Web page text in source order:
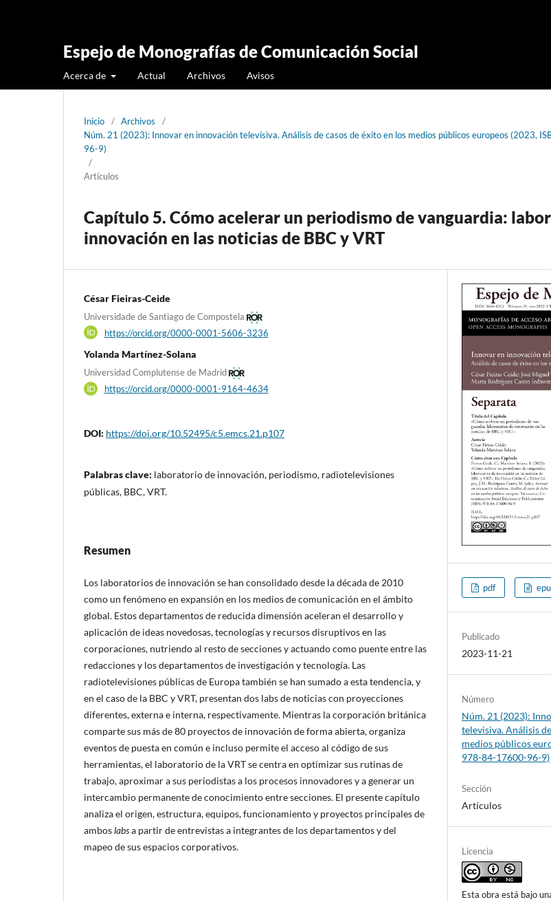
Espejo de Monografías de Comunicación Social
Acerca de Actual Archivos Avisos
Inicio / Archivos
/
Núm. 21 (2023): Innovar en innovación televisiva. Análisis de casos de éxito en los medios públicos europeos (2023,
96-9)
/
Artículos
Capítulo 5. Cómo acelerar un periodismo de vanguardia:
innovación en las noticias de BBC y VRT
César Fieiras-Ceide
Universidade de Santiago de Compostela
https://orcid.org/0000-0001-5606-3236
Yolanda Martínez-Solana
Universidad Complutense de Madrid
https://orcid.org/0000-0001-9164-4634
DOI: https://doi.org/10.52495/c5.emcs.21.p107
Palabras clave: laboratorio de innovación, periodismo, radiotelevisiones
públicas, BBC, VRT.
Resumen
Los laboratorios de innovación se han consolidado desde la década de 2010
como un fenómeno en expansión en los medios de comunicación en el ámbito
global. Estos departamentos de reducida dimensión aceleran el desarrollo y
aplicación de ideas novedosas, tecnologías y recursos disruptivos en las
corporaciones, nutriendo al resto de secciones y actuando como puente entre las
redacciones y los departamentos de investigación y tecnología. Las
radiotelevisiones públicas de Europa también se han sumado a esta tendencia, y
en el caso de la BBC y VRT, presentan dos labs de noticias con proyecciones
diferentes, externa e interna, respectivamente. Mientras la corporación británica
comparte sus más de 80 proyectos de innovación de forma abierta, organiza
eventos de puesta en común e incluso permite el acceso al código de sus
herramientas, el laboratorio de la VRT se centra en optimizar sus rutinas de
trabajo, aproximar a sus periodistas a los procesos innovadores y a generar un
intercambio permanente de conocimiento entre secciones. El presente capítulo
analiza el origen, estructura, equipos, funcionamiento y proyectos principales de
amboslabsa partir de entrevistas a integrantes de los departamentos y del
mapeo de sus espacios corporativos.
pdf
Publicado
2023-11-21
Número
Núm. 21 (2023):
televisiva. Análisis
medios públicos
978-84-17600-96-9)
Sección
Artículos
Licencia
Esta obra está bajo